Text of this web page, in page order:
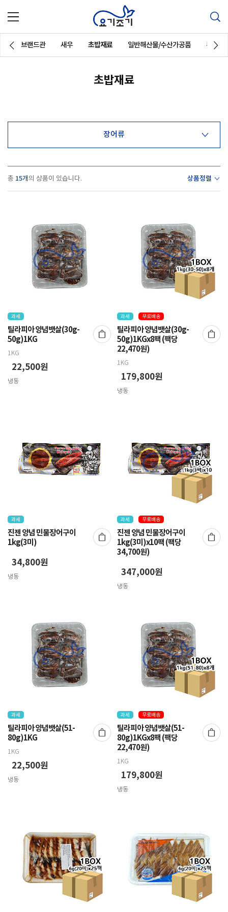
브랜드관 새우 초밥재료 일반해산물/수산가공품 튀김제
초밥재료
장어류
총 15개의 상품이 있습니다. 상품정렬
과세
틸라피아 양념뱃살(30g-
50g)1KG
1KG
22,500원
냉동
과세 무료배송
틸라피아 양념뱃살(30g-
50g)1KGx8팩 (팩당
22,470원)
1KG
179,800원
냉동
과세
진젠 양념 민물장어구이
1kg(3미)
34,800원
냉동
과세 무료배송
진젠 양념 민물장어구이
1kg(3미)x10팩 (팩당
34,700원)
347,000원
냉동
과세
틸라피아 양념뱃살(51-
80g)1KG
1KG
22,500원
냉동
과세 무료배송
틸라피아 양념뱃살(51-
80g)1KGx8팩 (팩당
22,470원)
1KG
179,800원
냉동